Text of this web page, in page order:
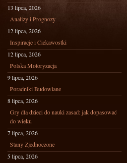
13 lipca, 2026
Analizy i Prognozy
12 lipca, 2026
Inspiracje i Ciekawostki
12 lipca, 2026
Polska Motoryzacja
9 lipca, 2026
Poradniki Budowlane
8 lipca, 2026
Gry dla dzieci do nauki zasad: jak dopasować
do wieku
7 lipca, 2026
Stany Zjednoczone
5 lipca, 2026